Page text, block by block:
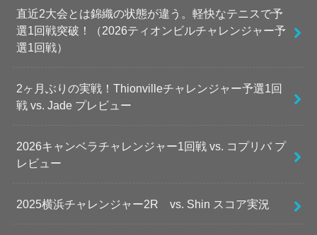
直近2大会とは錦織の状態が違う。軽快なテニスで予
選1回戦突破！（2026ティオンビルチャレンジャー予
選1回戦）
2ヶ月ぶりの実戦！Thionvilleチャレンジャー予選1回
戦 vs. Jade プレビュー
2026キャンベラチャレンジャー1回戦 vs. コプリバ プ
レビュー
2025横浜チャレンジャー2R vs. Shin スコア実況